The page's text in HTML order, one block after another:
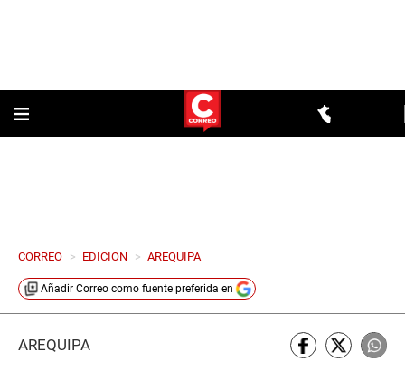
CORREO > EDICION > AREQUIPA
Añadir Correo como fuente preferida en
AREQUIPA